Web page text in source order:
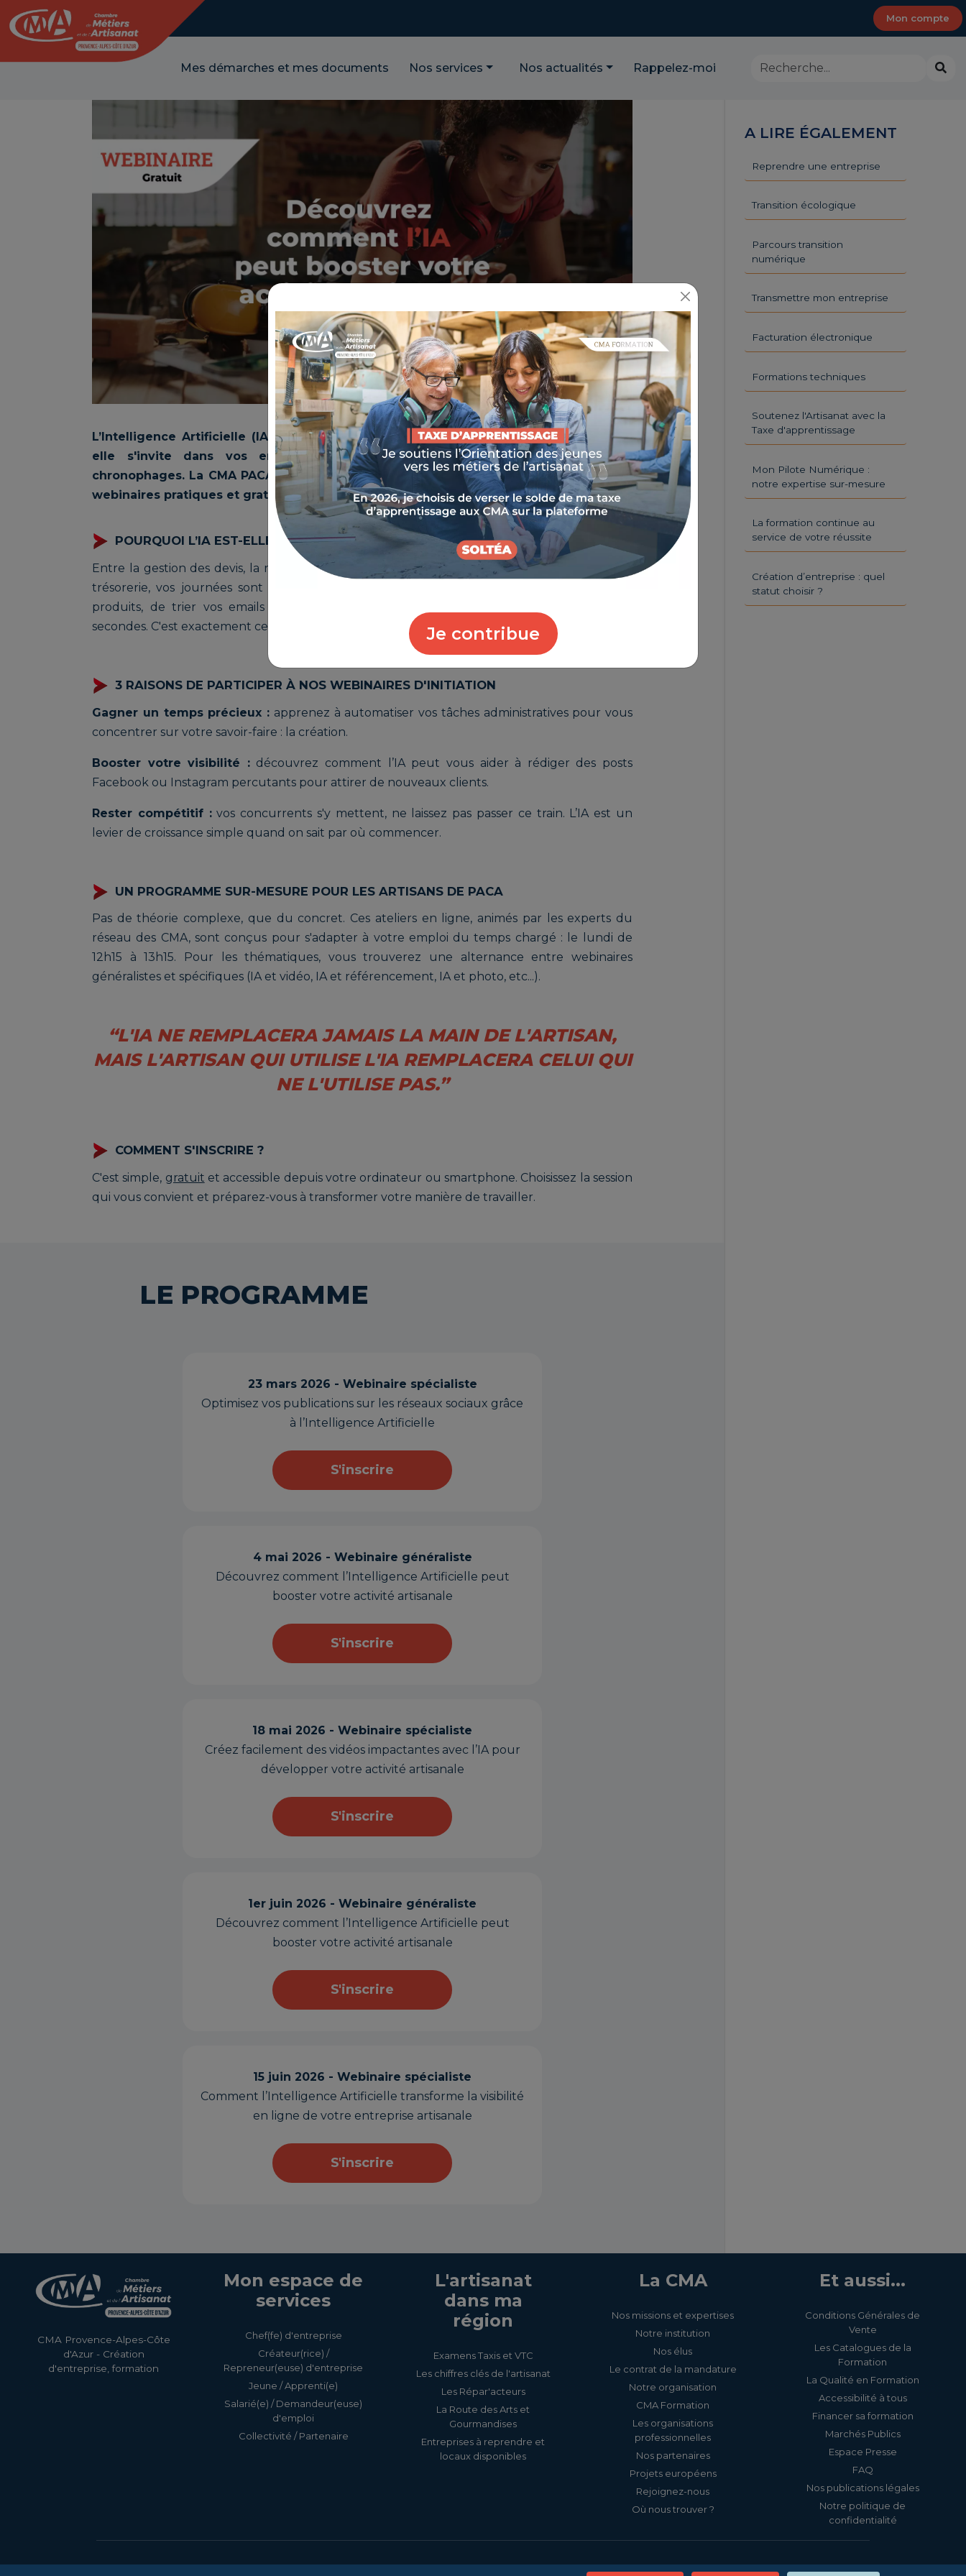
Mon compte
Mes démarches et mes documents Nos services Nos actualités Rappelez-moi
Rechercher
dans
CMA
Alpes-
Je contribue
L’Intelligence Artificielle (IA) n’est plus réservée aux géants de la tech. Aujourd’hui,
elle s'invite dans vos entreprises artisanales pour vous libérer des tâches
chronophages. La CMA PACA vous accompagne pour sauter le pas avec une série de
webinaires pratiques et gratuits.
POURQUOI L’IA EST-ELLE LE NOUVEL APPRENTI DE L’ARTISAN ?
Entre la gestion des devis, la réponse aux clients sur les réseaux sociaux et le suivi de votre
trésorerie, vos journées sont denses. Imaginez un assistant capable de rédiger vos fiches
produits, de trier vos emails ou de vous donner des idées de décoration en quelques
secondes. C'est exactement ce que l'IA peut faire pour vous.
3 RAISONS DE PARTICIPER À NOS WEBINAIRES D'INITIATION
Gagner un temps précieux : apprenez à automatiser vos tâches administratives pour vous
concentrer sur votre savoir-faire : la création.
Booster votre visibilité :découvrez comment l’IA peut vous aider à rédiger des posts
Facebook ou Instagram percutants pour attirer de nouveaux clients.
Rester compétitif :vos concurrents s'y mettent, ne laissez pas passer ce train. L’IA est un
levier de croissance simple quand on sait par où commencer.
UN PROGRAMME SUR-MESURE POUR LES ARTISANS DE PACA
Pas de théorie complexe, que du concret. Ces ateliers en ligne, animés par les experts du
réseau des CMA, sont conçus pour s'adapter à votre emploi du temps chargé : le lundi de
12h15 à 13h15. Pour les thématiques, vous trouverez une alternance entre webinaires
généralistes et spécifiques (IA et vidéo, IA et référencement, IA et photo, etc...).
“L'IA NE REMPLACERA JAMAIS LA MAIN DE L'ARTISAN,
MAIS L'ARTISAN QUI UTILISE L'IA REMPLACERA CELUI QUI
NE L'UTILISE PAS.”
COMMENT S'INSCRIRE ?
C'est simple, gratuit et accessible depuis votre ordinateur ou smartphone. Choisissez la session
qui vous convient et préparez-vous à transformer votre manière de travailler.
LE PROGRAMME
23 mars 2026 - Webinaire spécialiste
Optimisez vos publications sur les réseaux sociaux grâce
à l’Intelligence Artificielle
S'inscrire
4 mai 2026 - Webinaire généraliste
Découvrez comment l’Intelligence Artificielle peut
booster votre activité artisanale
S'inscrire
18 mai 2026 - Webinaire spécialiste
Créez facilement des vidéos impactantes avec l’IA pour
développer votre activité artisanale
S'inscrire
1er juin 2026 - Webinaire généraliste
Découvrez comment l’Intelligence Artificielle peut
booster votre activité artisanale
S'inscrire
15 juin 2026 - Webinaire spécialiste
Comment l’Intelligence Artificielle transforme la visibilité
en ligne de votre entreprise artisanale
S'inscrire
A LIRE ÉGALEMENT
Reprendre une entreprise
Transition écologique
Parcours transition
numérique
Transmettre mon entreprise
Facturation électronique
Formations techniques
Soutenez l'Artisanat avec la
Taxe d'apprentissage
Mon Pilote Numérique :
notre expertise sur-mesure
La formation continue au
service de votre réussite
Création d’entreprise : quel
statut choisir ?
CMA Provence-Alpes-Côte
d'Azur - Création
d'entreprise, formation
Mon espace de
services
Chef(fe) d'entreprise
Créateur(rice) /
Repreneur(euse) d'entreprise
Jeune / Apprenti(e)
Salarié(e) / Demandeur(euse)
d'emploi
Collectivité / Partenaire
L'artisanat
dans ma
région
Examens Taxis et VTC
Les chiffres clés de l'artisanat
Les Répar'acteurs
La Route des Arts et
Gourmandises
Entreprises à reprendre et
locaux disponibles
La CMA
Nos missions et expertises
Notre institution
Nos élus
Le contrat de la mandature
Notre organisation
CMA Formation
Les organisations
professionnelles
Nos partenaires
Projets européens
Rejoignez-nous
Où nous trouver ?
Et aussi...
Conditions Générales de
Vente
Les Catalogues de la
Formation
La Qualité en Formation
Accessibilité à tous
Financer sa formation
Marchés Publics
Espace Presse
FAQ
Nos publications légales
Notre politique de
confidentialité
Panneau de gestion des cookies